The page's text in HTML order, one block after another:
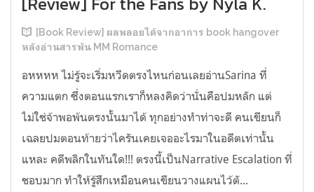
[Book Review] ผลพลอยได้จากอาการ book hangover
หลังอ่านสารพัน MM Romance
อหหหห ไม่รู้จะเริ่มหวีดตรงไหนก่อนเลยอ่านSarina ที่
ความแตก ซึ่งตอนแรกเราก็หลงคิดว่านั่นคือปมหลัก แต่
ไม่ใช่จ้าพอพ้นตรงนั้นมาได้ ทุกอย่างทำท่าจะดี คนเขียนก็
เฉลยปมตอนท้ายว่าไครันเคยเจออะไรมาในอดีตเท่านั้น
แหละ คดีพลิกในทันใด!!! ตรงนี้เป็นNarrative Escalation ที่
ชอบมาก ทำให้รู้สึกเหมือนคนเขียนวางแผนไว้ตั...